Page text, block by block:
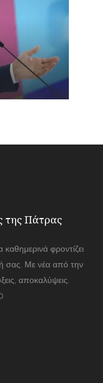
της Πάτρας
φροντίζει
σας. Με νέα από την
αποκαλύψεις.